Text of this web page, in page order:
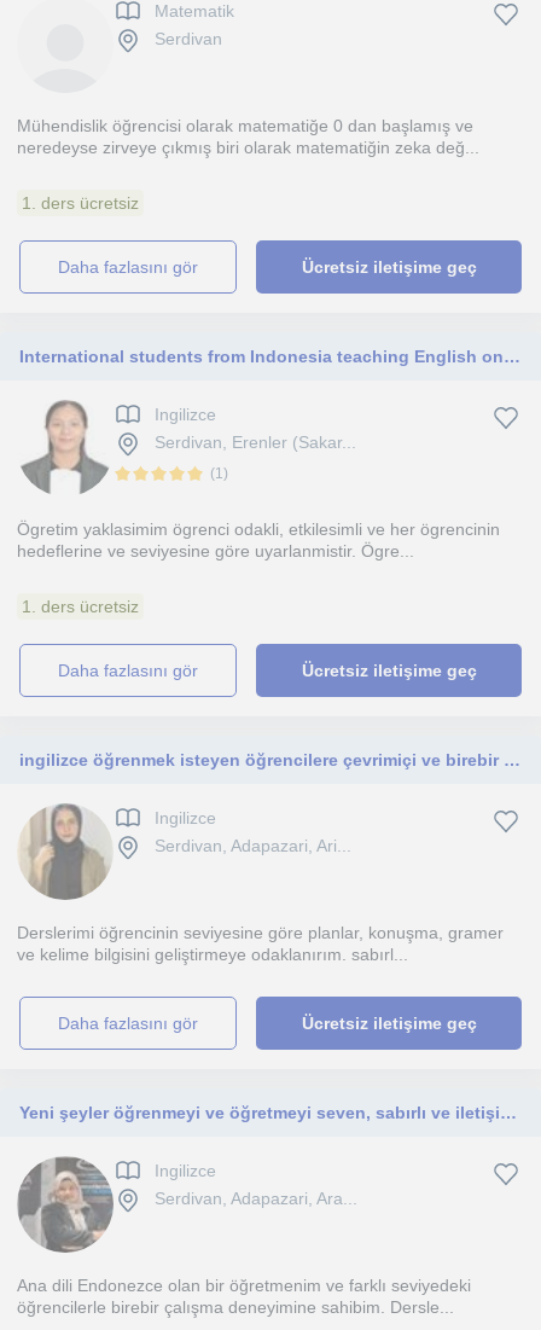
Matematik
Serdivan
Mühendislik öğrencisi olarak matematiğe 0 dan başlamış ve
neredeyse zirveye çıkmış biri olarak matematiğin zeka değ...
1. ders ücretsiz
daha fazlasını gör Ücretsiz iletişime geç
International students from Indonesia teaching English online for teenagers.
Ingilizce
Serdivan, Erenler (Sakar...
(1)
Ögretim yaklasimim ögrenci odakli, etkilesimli ve her ögrencinin
hedeflerine ve seviyesine göre uyarlanmistir. Ögre...
1. ders ücretsiz
daha fazlasını gör Ücretsiz iletişime geç
ingilizce öğrenmek isteyen öğrencilere çevrimiçi ve birebir ders veriyorum
Ingilizce
Serdivan, Adapazari, Ari...
Derslerimi öğrencinin seviyesine göre planlar, konuşma, gramer
ve kelime bilgisini geliştirmeye odaklanırım. sabırl...
daha fazlasını gör Ücretsiz iletişime geç
Yeni şeyler öğrenmeyi ve öğretmeyi seven, sabırlı ve iletişimi güçlü bir öğretmenim. Sizin hedeflerinize ulaşmanızda size yardımcı
Ingilizce
Serdivan, Adapazari, Ara...
Ana dili Endonezce olan bir öğretmenim ve farklı seviyedeki
öğrencilerle birebir çalışma deneyimine sahibim. Dersle...